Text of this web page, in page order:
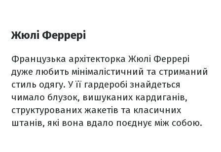
Жюлі Феррері
Французька архітекторка Жюлі Феррері
дуже любить мінімалістичний та стриманий
стиль одягу. У її гардеробі знайдеться
чимало блузок, вишуканих кардиганів,
структурованих жакетів та класичних
штанів, які вона вдало поєднує між собою.